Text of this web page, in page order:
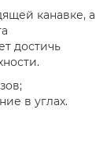
канавке, а
достичь
в углах.